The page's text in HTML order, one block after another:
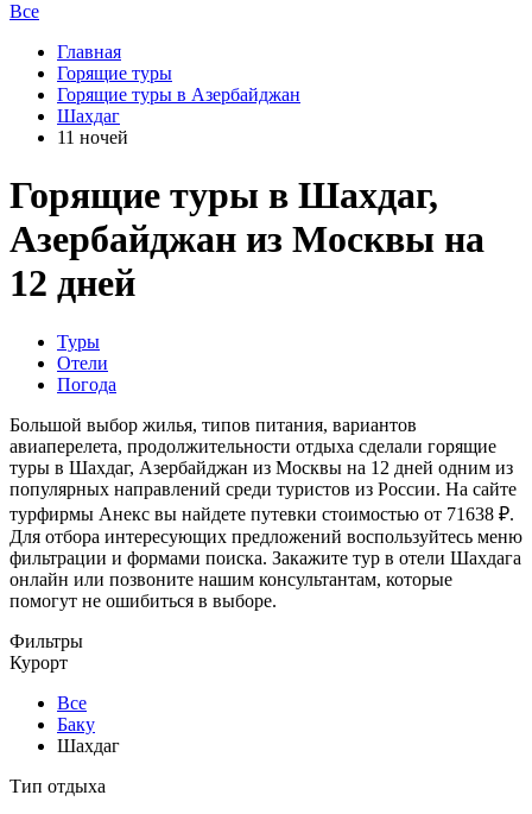
Все
Главная
Горящие туры
Горящие туры в Азербайджан
Шахдаг
11 ночей
Горящие туры в Шахдаг,
Азербайджан из Москвы на
12 дней
Туры
Отели
Погода
Большой выбор жилья, типов питания, вариантов
авиаперелета, продолжительности отдыха сделали горящие
туры в Шахдаг, Азербайджан из Москвы на 12 дней одним из
популярных направлений среди туристов из России. На сайте
турфирмы Анекс вы найдете путевки стоимостью от 71638 ₽.
Для отбора интересующих предложений воспользуйтесь меню
фильтрации и формами поиска. Закажите тур в отели Шахдага
онлайн или позвоните нашим консультантам, которые
помогут не ошибиться в выборе.
Фильтры
Курорт
Все
Баку
Шахдаг
Тип отдыха